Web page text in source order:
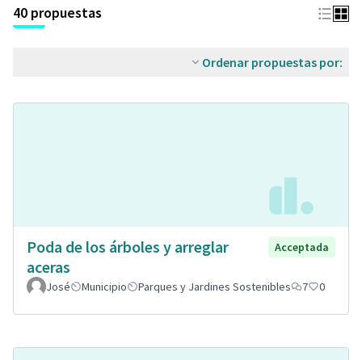
40 propuestas
Ordenar propuestas por:
Poda de los árboles y arreglar
aceras
Acceptada
José Municipio Parques y Jardines Sostenibles 7 0